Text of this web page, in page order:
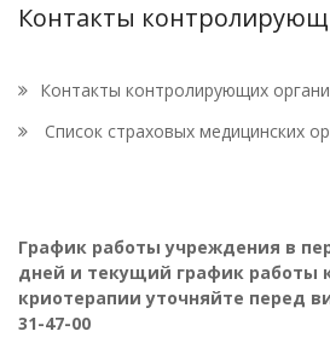
Контакты
Контакты контролирующих
Список страховых медицинских
График работы учреждения в
дней и текущий график работы
криотерапии уточняйте перед
31-47-00